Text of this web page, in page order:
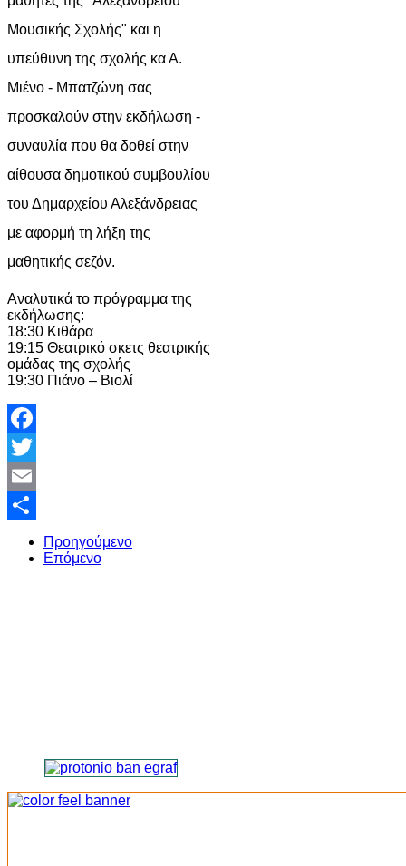
Μουσικής Σχολής" και η
υπεύθυνη της σχολής κα Α.
Μιένο - Μπατζώνη σας
προσκαλούν στην εκδήλωση -
συναυλία που θα δοθεί στην
αίθουσα δημοτικού συμβουλίου
του Δημαρχείου Αλεξάνδρειας
με αφορμή τη λήξη της
μαθητικής σεζόν.
Αναλυτικά το πρόγραμμα της
εκδήλωσης:
18:30 Κιθάρα
19:15 Θεατρικό σκετς θεατρικής
ομάδας της σχολής
19:30 Πιάνο – Βιολί
Facebook
Twitter
Email
Share
Προηγούμενο
Επόμενο